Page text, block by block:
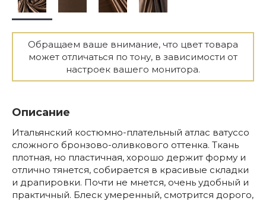
Обращаем ваше внимание, что цвет товара
может отличаться по тону, в зависимости от
настроек вашего монитора.
Описание
Итальянский костюмно-плательный атлас ватуссо
сложного бронзово-оливкового оттенка. Ткань
плотная, но пластичная, хорошо держит форму и
отлично тянется, собирается в красивые складки
и драпировки. Почти не мнется, очень удобный и
практичный. Блеск умеренный, смотрится дорого,